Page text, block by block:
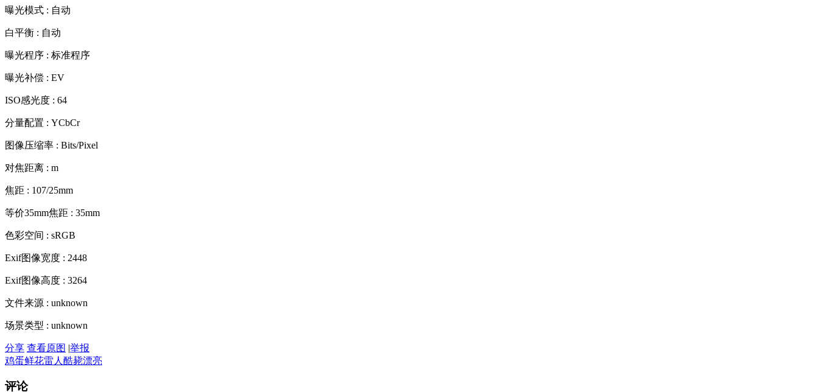
曝光模式 : 自动
白平衡 : 自动
曝光程序 : 标准程序
曝光补偿 : EV
ISO感光度 : 64
分量配置 : YCbCr
图像压缩率 : Bits/Pixel
对焦距离 : m
焦距 : 107/25mm
等价35mm焦距 : 35mm
色彩空间 : sRGB
Exif图像宽度 : 2448
Exif图像高度 : 3264
文件来源 : unknown
场景类型 : unknown
分享 查看原图 |举报
鸡蛋鲜花雷人 酷毙漂亮
评论